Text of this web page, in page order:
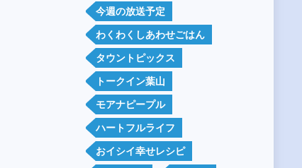
今週の放送予定
わくわくしあわせごはん
タウントピックス
トークイン葉山
モアナピープル
ハートフルライフ
おイシイ幸せレシピ